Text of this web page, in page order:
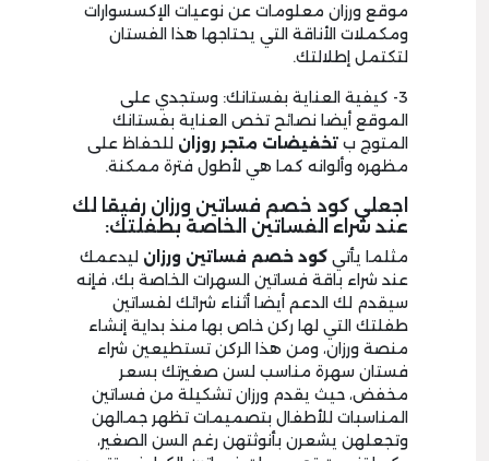
موقع ورزان معلومات عن نوعيات الإكسسوارات
ومكملات الأناقة التي يحتاجها هذا الفستان
لتكتمل إطلالتك.
3- كيفية العناية بفستانك: وستجدي على
الموقع أيضا نصائح تخص العناية بفستانك
المتوج ب تخفيضات متجر روزان للحفاظ على
مظهره وألوانه كما هي لأطول فترة ممكنة.
اجعلي كود خصم فساتين ورزان رفيقا لك
عند شراء الفساتين الخاصة بطفلتك:
مثلما يأتي كود خصم فساتين ورزان ليدعمك
عند شراء باقة فساتين السهرات الخاصة بك، فإنه
سيقدم لك الدعم أيضا أثناء شرائك لفساتين
طفلتك التي لها ركن خاص بها منذ بداية إنشاء
منصة ورزان، ومن هذا الركن تستطيعين شراء
فستان سهرة مناسب لسن صغيرتك بسعر
مخفض، حيث يقدم ورزان تشكيلة من فساتين
المناسبات للأطفال بتصميمات تظهر جمالهن
وتجعلهن يشعرن بأنوثتهن رغم السن الصغير،